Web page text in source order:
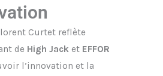
Curtet reflète
de High Jack et EFFOR
l’innovation et la